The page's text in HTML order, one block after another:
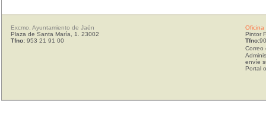
Excmo. Ayuntamiento de Jaén
Plaza de Santa María, 1. 23002
Tfno: 953 21 91 00
Oficina
Pintor
Tfno:
Correo
envíe
Portal